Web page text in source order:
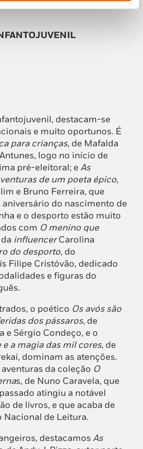
destacam-se
e muito oportunos. É
para crianças, de Mafalda
logo no início de
pré-eleitoral; e As
de um poeta épico,
e Bruno Ferreira, que
aniversário do nascimento de
e o desporto estão muito
com O menino que
influencerCarolina
do desporto, do
Filipe Cristóvão, dedicado
e figuras do
o poético Os avós são
dos pássaros, de
e Sérgio Condeço, e o
e a magia das mil cores, de
dominam as atenções.
da coleção O
s, de Nuno Caravela, que
atingiu a notável
de livros, e que acaba de
Nacional de Leitura.
destacamos As